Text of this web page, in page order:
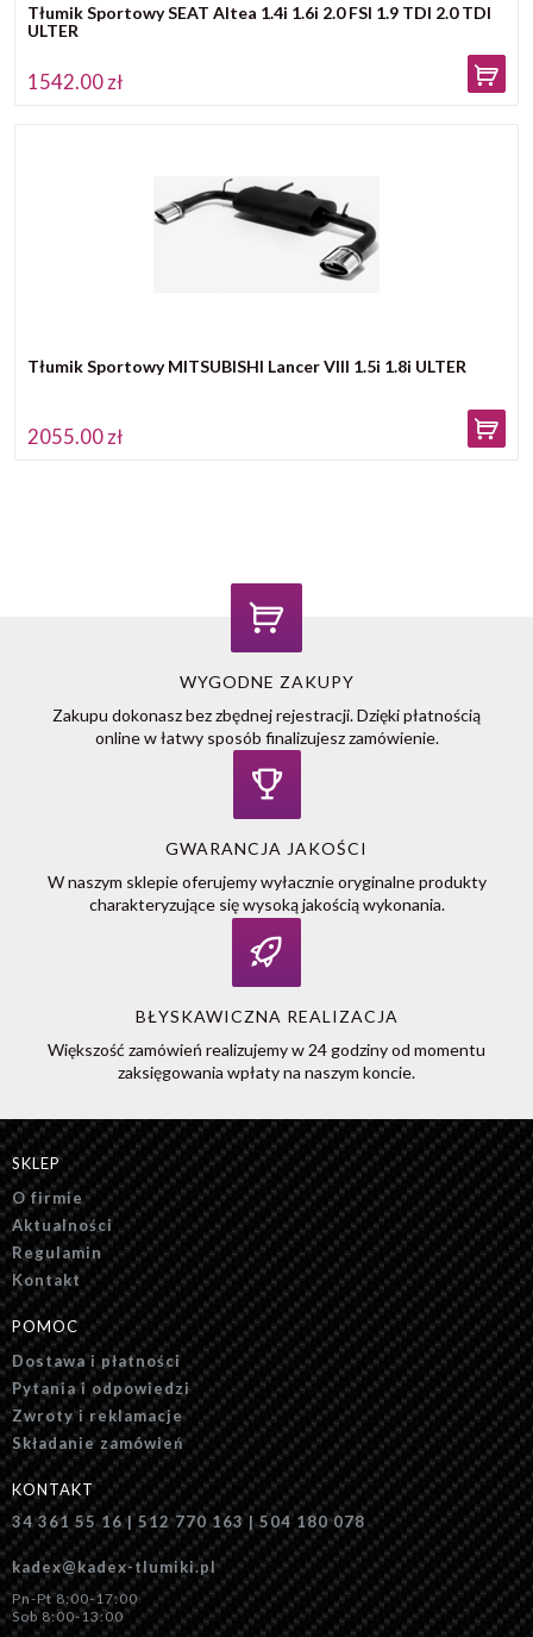
Tłumik Sportowy SEAT Altea 1.4i 1.6i 2.0 FSI 1.9 TDI 2.0 TDI
ULTER
1542.00 zł
Tłumik Sportowy MITSUBISHI Lancer VIII 1.5i 1.8i ULTER
2055.00 zł
WYGODNE ZAKUPY
Zakupu dokonasz bez zbędnej rejestracji. Dzięki płatnością
online w łatwy sposób finalizujesz zamówienie.
GWARANCJA JAKOŚCI
W naszym sklepie oferujemy wyłacznie oryginalne produkty
charakteryzujące się wysoką jakością wykonania.
BŁYSKAWICZNA REALIZACJA
Większość zamówień realizujemy w 24 godziny od momentu
zaksięgowania wpłaty na naszym koncie.
SKLEP
O firmie
Aktualności
Regulamin
Kontakt
POMOC
Dostawa i płatności
Pytania i odpowiedzi
Zwroty i reklamacje
Składanie zamówień
KONTAKT
34 361 55 16 | 512 770 163 | 504 180 078
kadex@kadex-tlumiki.pl
Pn-Pt 8:00-17:00
Sob 8:00-13:00